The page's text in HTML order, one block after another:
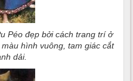
Péo đẹp bởi cách trang trí ở
hình vuông, tam giác cắt
dải.